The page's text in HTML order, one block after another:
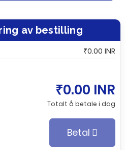
av bestilling
₹0.00 INR
₹0.00 INR
Totalt å betale i dag
Betal